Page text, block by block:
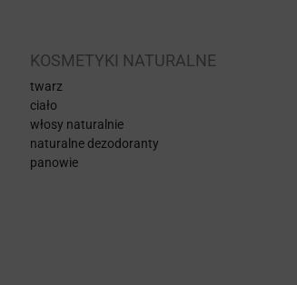
KOSMETYKI NATURALNE
twarz
ciało
włosy naturalnie
naturalne dezodoranty
panowie